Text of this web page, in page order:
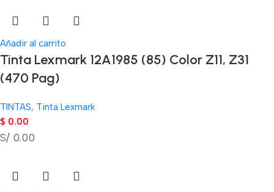
Añadir al carrito
Tinta Lexmark 12A1985 (85) Color Z11, Z31
(470 Pag)
TINTAS, Tinta Lexmark
$ 0.00
S/ 0.00